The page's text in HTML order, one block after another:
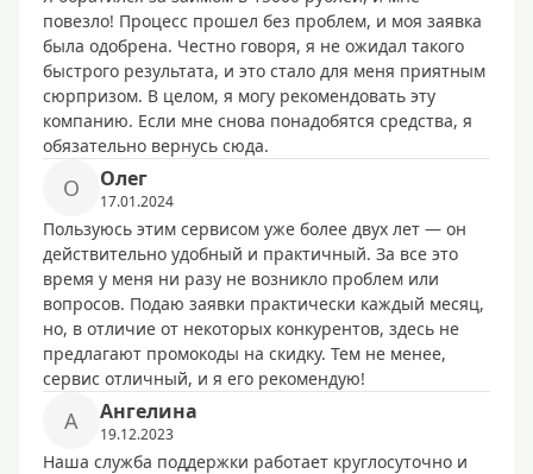
повезло! Процесс прошел без проблем, и моя заявка
была одобрена. Честно говоря, я не ожидал такого
быстрого результата, и это стало для меня приятным
сюрпризом. В целом, я могу рекомендовать эту
компанию. Если мне снова понадобятся средства, я
обязательно вернусь сюда.
О Олег
17.01.2024
Пользуюсь этим сервисом уже более двух лет — он
действительно удобный и практичный. За все это
время у меня ни разу не возникло проблем или
вопросов. Подаю заявки практически каждый месяц,
но, в отличие от некоторых конкурентов, здесь не
предлагают промокоды на скидку. Тем не менее,
сервис отличный, и я его рекомендую!
А Ангелина
19.12.2023
Наша служба поддержки работает круглосуточно и